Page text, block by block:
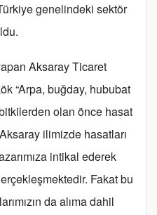
genelindeki sektör
Aksaray Ticaret
“Arpa, buğday, hububat
olan önce hasat
ilimizde hasatları
intikal ederek
Fakat bu
da alıma dahil